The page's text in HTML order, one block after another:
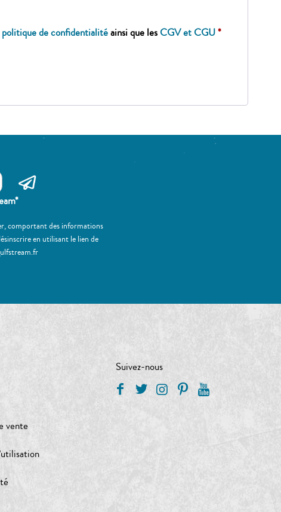
politique de confidentialitéainsi que lesCGV et CGU*
comportant des informations
en utilisant le lien de
vente
Suivez-nous